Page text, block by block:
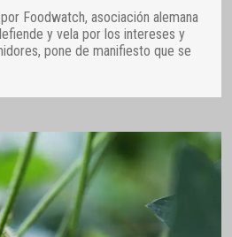
Foodwatch, asociación alemana
y vela por los intereses y
pone de manifiesto que se